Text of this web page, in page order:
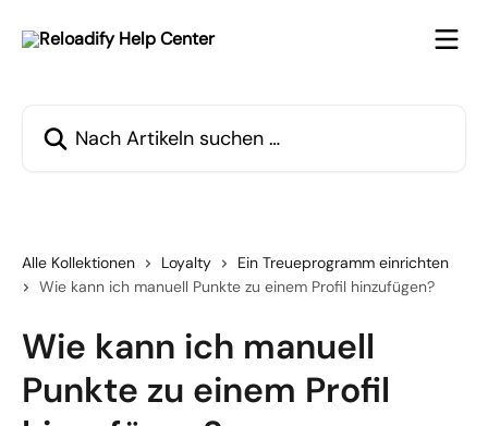
Alle Kollektionen Loyalty
Ein Treueprogramm einrichten
Wie kann ich manuell Punkte zu einem Profil hinzufügen?
Wie kann ich manuell
Punkte zu einem Profil